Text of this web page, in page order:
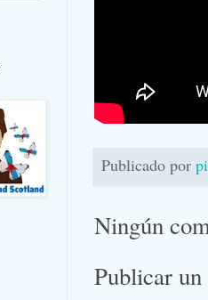
Publicado por
Ningún
Publicar